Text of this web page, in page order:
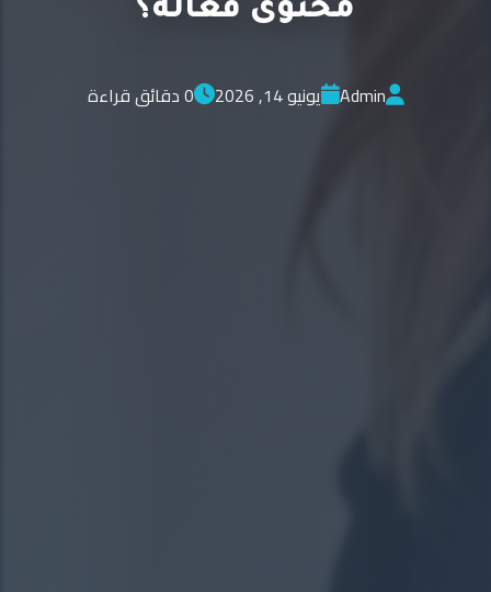
محتوى فعّالة؟
Admin يونيو 14, 2026 0 دقائق قراءة